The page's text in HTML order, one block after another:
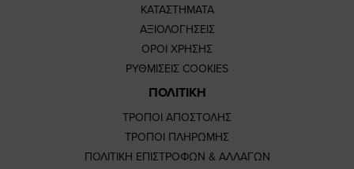
ΚΑΤΑΣΤΗΜΑΤΑ
ΑΞΙΟΛΟΓΗΣΕΙΣ
ΟΡΟΙ ΧΡΗΣΗΣ
ΡΥΘΜΙΣΕΙΣ COOKIES
ΠΟΛΙΤΙΚΗ
ΤΡΟΠΟΙ ΑΠΟΣΤΟΛΗΣ
ΤΡΟΠΟΙ ΠΛΗΡΩΜΗΣ
ΠΟΛΙΤΙΚΗ ΕΠΙΣΤΡΟΦΩΝ & ΑΛΛΑΓΩΝ